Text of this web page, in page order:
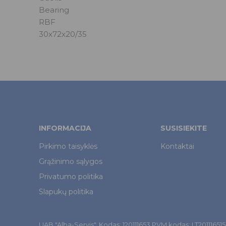
Bearing
RBF
30x72x20/35
INFORMACIJA
Pirkimo taisyklės
Grąžinimo sąlygos
Privatumo politika
Slapukų politika
SUSISIEKITE
Kontaktai